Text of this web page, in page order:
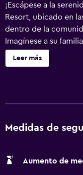
¡Escápese a la
Resort, ubicado en
dentro de la
Imagínese a su
paradisíaca,
maravillándose con
ofreciendo un lujo
inolvidables. Nuestro
Leer más
Medidas de
Aumento de